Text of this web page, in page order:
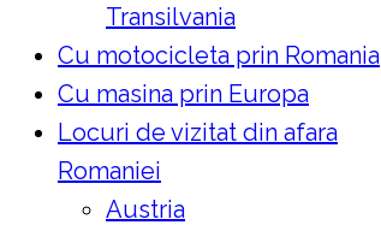
Transilvania
Cu motocicleta prin Romania
Cu masina prin Europa
Locuri de vizitat din afara
Romaniei
Austria